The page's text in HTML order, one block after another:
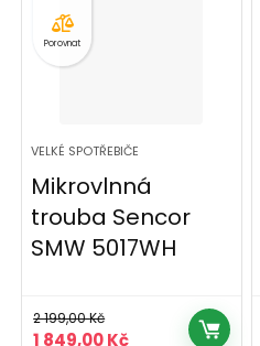
Porovnat
VELKÉ SPOTŘEBIČE
Mikrovlnná
trouba Sencor
SMW 5017WH
2 199,00Kč
Původní
1 849,00KčAktuální